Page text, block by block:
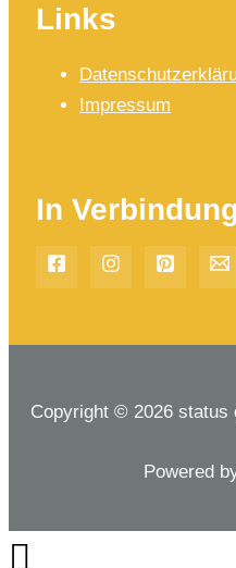
Links
Impressum
In
Copyright © 2026 status
Powered